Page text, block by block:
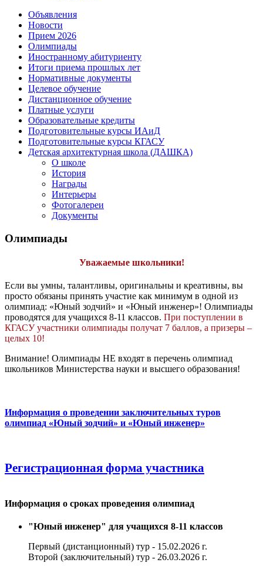
Объявления
Новости
Прием 2026
Олимпиады
Иностранному абитуриенту
Итоги приема прошлых лет
Нормативные документы
Целевое обучение
Дистанционное обучение
Платные услуги
Образовательные кредиты
Подготовительные курсы ИАиД
Подготовительные курсы КГАСУ
Детская архитектурная школа (ДАШКА)
О школе
История
Награды
Интерьеры
Фотогалереи
Документы
Олимпиады
Уважаемые школьники!
Если вы умны, талантливы, оригинальны и креативны, вы
просто обязаны принять участие как минимум в одной из
олимпиад: «Юный зодчий» и «Юный инженер»! Олимпиады
проводятся для учащихся 8-11 классов. При поступлении в
КГАСУ участники олимпиады получат 7 баллов, а призеры –
целых 10!
Внимание! Олимпиады НЕ входят в перечень олимпиад
школьников Министерства науки и высшего образования!
Информация о проведении заключительных туров
олимпиад «Юный зодчий» и «Юный инженер»
Регистрационная форма участника
Информация о сроках проведения олимпиад
"Юный инженер" для учащихся 8-11 классов
Первый (дистанционный) тур - 15.02.2026 г.
Второй (заключительный) тур - 26.03.2026 г.